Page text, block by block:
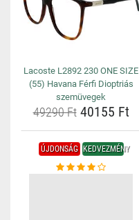
Lacoste L2892 230 ONE SIZE
(55) Havana Férfi Dioptriás
szemüvegek
49290 Ft40155 Ft
ÚJDONSÁG KEDVEZMÉNY